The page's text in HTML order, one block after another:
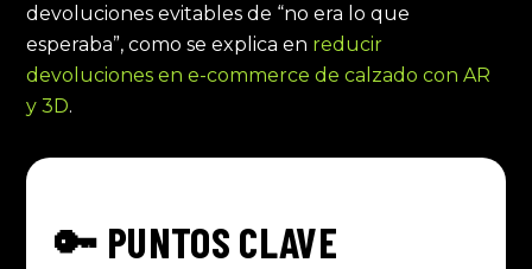
devoluciones evitables de “no era lo que
esperaba”, como se explica en reducir
devoluciones en e-commerce de calzado con AR
y 3D.
🔑 PUNTOS CLAVE